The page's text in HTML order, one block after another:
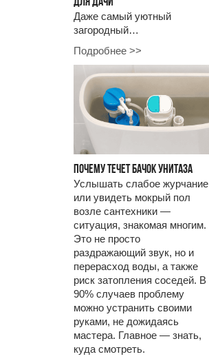
Даже самый уютный
загородный…
Подробнее >>
ПОЧЕМУ ТЕЧЕТ БАЧОК УНИТАЗА
Услышать слабое журчание
или увидеть мокрый пол
возле сантехники —
ситуация, знакомая многим.
Это не просто
раздражающий звук, но и
перерасход воды, а также
риск затопления соседей. В
90% случаев проблему
можно устранить своими
руками, не дожидаясь
мастера. Главное — знать,
куда смотреть.